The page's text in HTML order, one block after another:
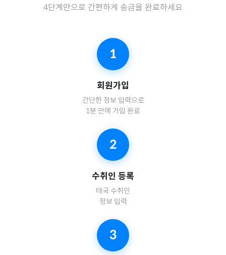
4단계만으로 간편하게 송금을 완료하세요
1
회원가입
간단한 정보 입력으로
1분 만에 가입 완료
2
수취인 등록
태국 수취인
정보 입력
3